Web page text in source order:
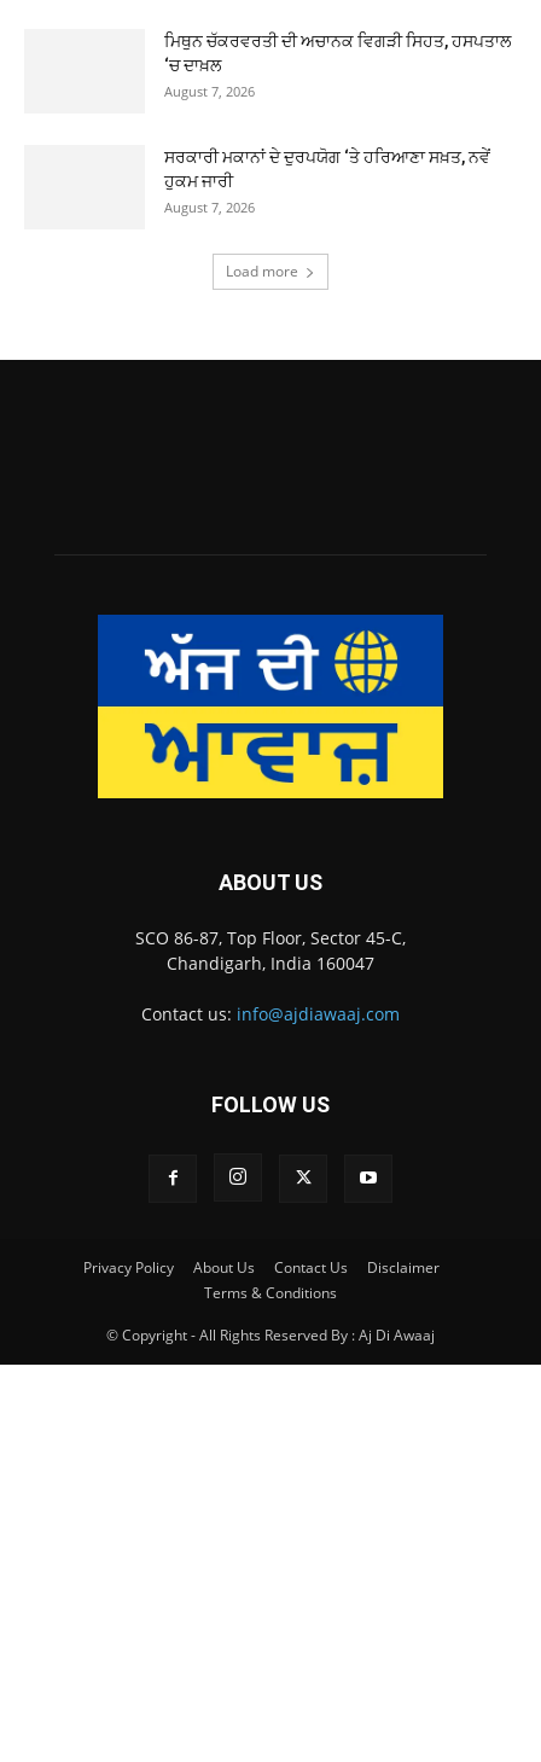
ਮਿਥੁਨ ਚੱਕਰਵਰਤੀ ਦੀ ਅਚਾਨਕ ਵਿਗੜੀ ਸਿਹਤ, ਹਸਪਤਾਲ
‘ਚ ਦਾਖ਼ਲ
August 7, 2026
ਸਰਕਾਰੀ ਮਕਾਨਾਂ ਦੇ ਦੁਰਪਯੋਗ ‘ਤੇ ਹਰਿਆਣਾ ਸਖ਼ਤ, ਨਵੇਂ
ਹੁਕਮ ਜਾਰੀ
August 7, 2026
Load more
ABOUT US
SCO 86-87, Top Floor, Sector 45-C,
Chandigarh, India 160047
Contact us: info@ajdiawaaj.com
FOLLOW US
Privacy Policy About Us Contact Us
Disclaimer
Terms & Conditions
© Copyright - All Rights Reserved By : Aj Di Awaaj